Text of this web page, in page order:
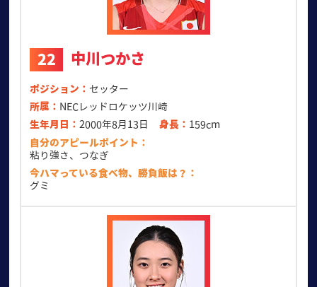
22 中川つかさ
ポジション
セッター
所属
NECレッドロケッツ川崎
生年月日
2000年8月13日 身長
159cm
自分のアピールポイント
粘り強さ、つなぎ
今ハマっている食べ物、勝負飯は？
グミ